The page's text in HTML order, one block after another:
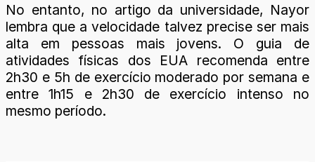
No entanto, no artigo da universidade, Nayor
lembra que a velocidade talvez precise ser mais
alta em pessoas mais jovens. O guia de
atividades físicas dos EUA recomenda entre
2h30 e 5h de exercício moderado por semana e
entre 1h15 e 2h30 de exercício intenso no
mesmo período.